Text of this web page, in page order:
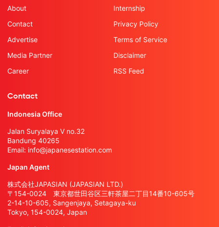
About
Contact
Advertise
Media Partner
Career
Internship
Privacy Policy
Terms of Service
Disclaimer
RSS Feed
Contact
Indonesia Office
Jalan Suryalaya V no.32
Bandung 40265
Email: info@japanesestation.com
Japan Agent
株式会社JAPASIAN (JAPASIAN LTD.)
〒154-0024 東京都世田谷区三軒茶屋二丁目14番10-605号
2-14-10-605, Sangenjaya, Setagaya-ku
Tokyo, 154-0024, Japan